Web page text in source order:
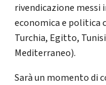
rivendicazione messi
economica e politica
Turchia, Egitto,
Mediterraneo).
Sarà un momento di